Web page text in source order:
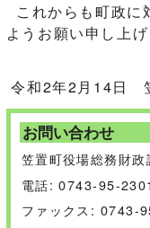
これからも町政に
ようお願い申し上げ
令和2年2月14日
お問い合わせ
笠置町役場総務財政
電話: 0743-95-2301
ファックス: 0743-